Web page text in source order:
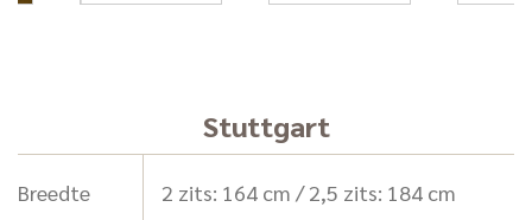
Stuttgart
Breedte
2 zits: 164 cm / 2,5 zits: 184 cm